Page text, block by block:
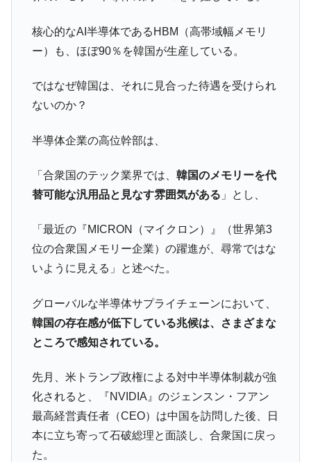
『Money1』
韓国半導体『SKハイニックス』2026年2Qの
業績「史上最高益」当期純利益は前年同期比13.4倍に。
機 ⇒ 10.7兆では損が出るからできない。
『Money1』
発動！
IT産業は人を雇用する効果は低い。全産業の
半分未満しか雇用を生まない
Fact1
夏の甲子園、優勝校を最も多く輩出している都道
府県とは？
Fact1 奇跡の毛色「白毛馬」とは？
Fact1
全て勝つといくら？ 競馬GI競走で勝利騎手がもら
える賞金とは？
Fact1
発表から2日で大崩壊、鳴かず飛ばずに終わりそう
なスーパーリーグとは？
Fact1
日本人マスターズ挑戦の歴史。松山以前に最高位
だった選手とは？
核心的なAI半導体であるHBM（高帯域幅メモリ
ー）も、ほぼ90％を韓国が生産している。
ではなぜ韓国は、それに見合った待遇を受けられ
ないのか？
半導体企業の高位幹部は、
「合衆国のテック業界では、 韓国のメモリーを代
替可能な汎用品と見なす雰囲気がある 」とし、
「最近の『MICRON（マイクロン）』（世界第3
位の合衆国メモリー企業）の躍進が、尋常ではな
いように見える」と述べた。
グローバルな半導体サプライチェーンにおいて、
韓国の存在感が低下している兆候は、さまざまな
ところで感知されている。
先月、米トランプ政権による対中半導体制裁が強
化されると、『NVIDIA』のジェンスン・フアン
最高経営責任者（CEO）は中国を訪問した後、日
本に立ち寄って石破総理と面談し、合衆国に戻っ
た。